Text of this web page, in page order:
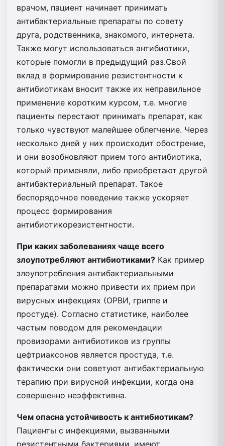
врачом, пациент начинает принимать
антибактериальные препараты по совету
друга, родственника, знакомого, интернета.
Также могут использоваться антибиотики,
которые помогли в предыдущий раз.Свой
вклад в формирование резистентности к
антибиотикам вносит также их неправильное
применение коротким курсом, т.е. многие
пациенты перестают принимать препарат, как
только чувствуют малейшее облегчение. Через
несколько дней у них происходит обострение,
и они возобновляют прием того антибиотика,
который применяли, либо приобретают другой
антибактериальный препарат. Такое
беспорядочное поведение также ускоряет
процесс формирования
антибиотикорезистентности.
При каких заболеваниях чаще всего
злоупотребляют антибиотиками? Как пример
злоупотребления антибактериальными
препаратами можно привести их прием при
вирусных инфекциях (ОРВИ, гриппе и
простуде). Согласно статистике, наиболее
частым поводом для рекомендации
провизорами антибиотиков из группы
цефтриаксонов является простуда, т.е.
фактически они советуют антибактериальную
терапию при вирусной инфекции, когда она
совершенно неэффективна.
Чем опасна устойчивость к антибиотикам?
Пациенты с инфекциями, вызванными